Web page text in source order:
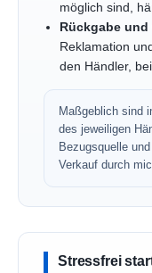
möglich sind,
Rückgabe
Reklamation
den Händler,
Maßgeblich sind
des jeweiligen
Bezugsquelle
Verkauf durch
Stressfrei